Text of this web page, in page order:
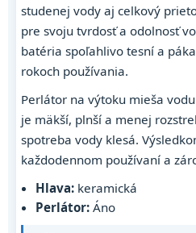
studenej vody aj celkový
pre svoju tvrdosť a odolnosť
batéria spoľahlivo tesní a
rokoch používania.
Perlátor na výtoku mieša
je mäkší, plnší a menej
spotreba vody klesá.
každodennom používaní a
Hlava: keramická
Perlátor: Áno